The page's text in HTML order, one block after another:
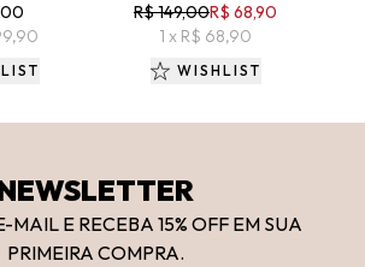
R$ 149,00R$ 68,90
1 x R$ 68,90
WISHLIST
MAIL E RECEBA 15% OFF EM SUA
PRIMEIRA COMPRA.